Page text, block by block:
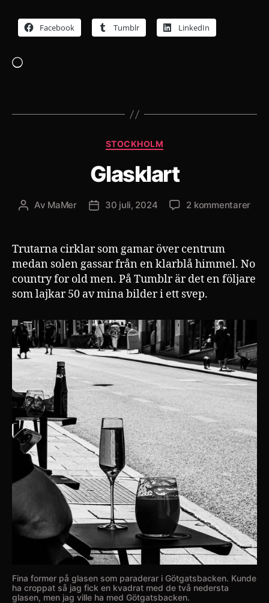
Facebook Tumblr LinkedIn
Kategorier
STOCKHOLM
Glasklart
Inläggsförfattare
Av MaMer Inläggsdatum
30 juli, 2024 2 kommentarertill
Trutarna cirklar som gamar över centrum
medan solen gassar från en klarblå himmel. No
country for old men. På Tumblr är det en följare
som lajkar 50 av mina bilder i ett svep.
Fina former på glasen som paraderar i Götgatsbacken. Kunde
ha croppat så jag fick en kvadrat med de två nedersta
glasen, men jag ville ha med Götgatsbacken.